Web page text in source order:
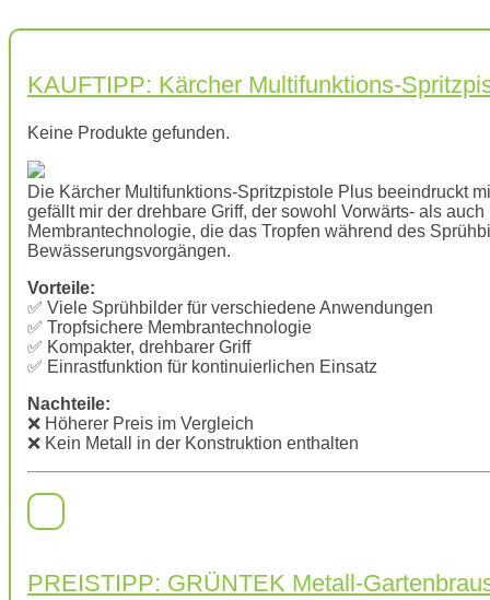
KAUFTIPP: Kärcher Multifunktions-
Keine Produkte gefunden.
Die Kärcher Multifunktions-Spritzpistole Plus beeindruckt
gefällt mir der drehbare Griff, der sowohl Vorwärts- als
Membrantechnologie, die das Tropfen während des
Bewässerungsvorgängen.
Vorteile:
✅ Viele Sprühbilder für verschiedene Anwendungen
✅ Tropfsichere Membrantechnologie
✅ Kompakter, drehbarer Griff
✅ Einrastfunktion für kontinuierlichen Einsatz
Nachteile:
❌ Höherer Preis im Vergleich
❌ Kein Metall in der Konstruktion enthalten
PREISTIPP: GRÜNTEK Metall-